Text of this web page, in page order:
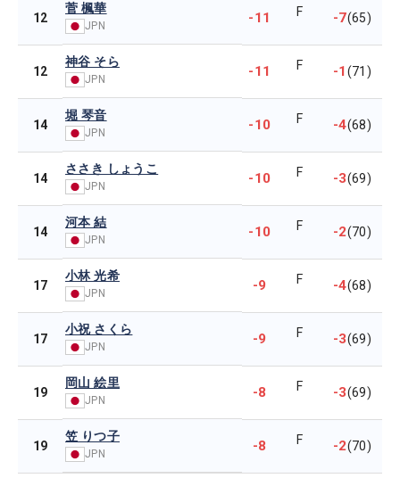
12
菅 楓華
JPN -11 F -7(65)
12
神谷 そら
JPN -11 F -1(71)
14
堀 琴音
JPN -10 F -4(68)
14
ささき しょうこ
JPN -10 F -3(69)
14
河本 結
JPN -10 F -2(70)
17
小林 光希
JPN -9 F -4(68)
17
小祝 さくら
JPN -9 F -3(69)
19
岡山 絵里
JPN -8 F -3(69)
19
笠 りつ子
JPN -8 F -2(70)